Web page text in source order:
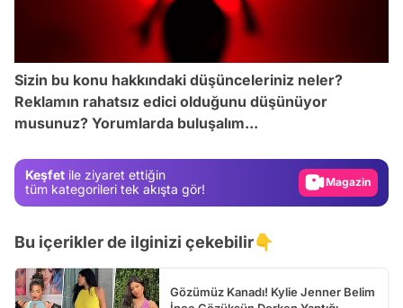
Sizin bu konu hakkındaki düşünceleriniz neler?
Reklamın rahatsız edici olduğunu düşünüyor
musunuz? Yorumlarda buluşalım...
Keşfet ile ziyaret ettiğin
tüm kategorileri tek akışta gör!
Video
Video
Bu içerikler de ilginizi çekebilir👇
Gözümüz Kanadı! Kylie Jenner Belim